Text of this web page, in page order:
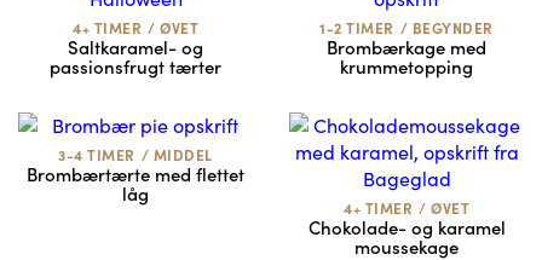
4+ TIMER / ØVET
Saltkaramel- og
passionsfrugt tærter
1-2 TIMER / BEGYNDER
Brombærkage med
krummetopping
3-4 TIMER / MIDDEL
Brombærtærte med flettet
låg
4+ TIMER / ØVET
Chokolade- og karamel
moussekage